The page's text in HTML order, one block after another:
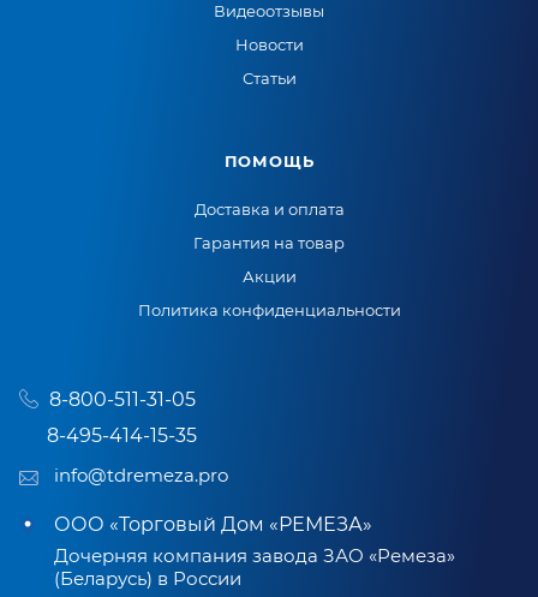
Видеоотзывы
Новости
Статьи
ПОМОЩЬ
Доставка и оплата
Гарантия на товар
Акции
Политика конфиденциальности
8-800-511-31-05
8-495-414-15-35
info@tdremeza.pro
ООО «Торговый Дом «РЕМЕЗА»
Дочерняя компания завода ЗАО «Ремеза»
(Беларусь) в России